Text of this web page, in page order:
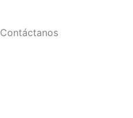
Contáctanos